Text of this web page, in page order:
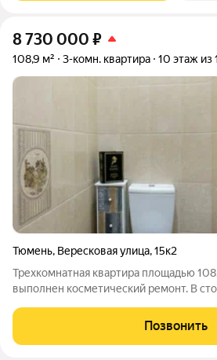
8 730 000 ₽
108,9 м² 3-комн. квартира 10 этаж из
Тюмень, Вересковая улица,15к2
Трехкомнатная квартира площадью
выполнен косметический ремонт. В
варочная поверхность, духовой шкаф,
посудомоечная машина, унитаз, ванна,
Позвонить